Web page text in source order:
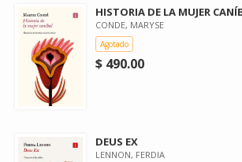
HISTORIA DE LA MUJER
CONDE, MARYSE
Agotado
$ 490.00
DEUS EX
LENNON, FERDIA